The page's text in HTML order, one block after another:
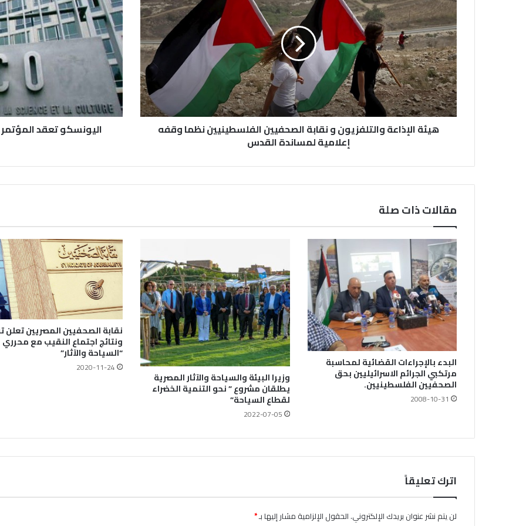
هيئة الإذاعة والتلفزيون و نقابة الصحفيين الفلسطينيين نظما وقفه
إعلامية لمساندة القدس
اليونسكو تعقد المؤتمر
مقالات ذات صلة
البدء بالإجراءات القضائية لمحاسبة
مرتكبي الجرائم الاسرائيليين بحق
الصحفيين الفلسطينيين.
2008-10-31
وزيرا البيئة والسياحة والآثار المصرية
يطلقان مشروع ” نحو التنمية الخضراء
لقطاع السياحة”
2022-07-05
نقابة الصحفيين المصريين تعلن
ونتائج اجتماع النقيب مع محرري
“السياحة والآثار”
2020-11-24
اترك تعليقاً
لن يتم نشر عنوان بريدك الإلكتروني.الحقول الإلزامية مشار إليها بـ*